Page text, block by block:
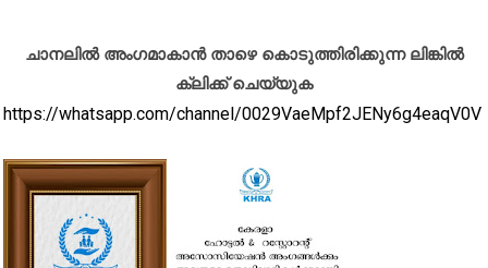
ചാനലിൽ അംഗമാകാൻ താഴെ കൊടുത്തിരിക്കുന്ന ലിങ്കിൽ
ക്ലിക്ക് ചെയ്യുക
https://whatsapp.com/channel/0029VaeMpf2JENy6g4eaqV0V